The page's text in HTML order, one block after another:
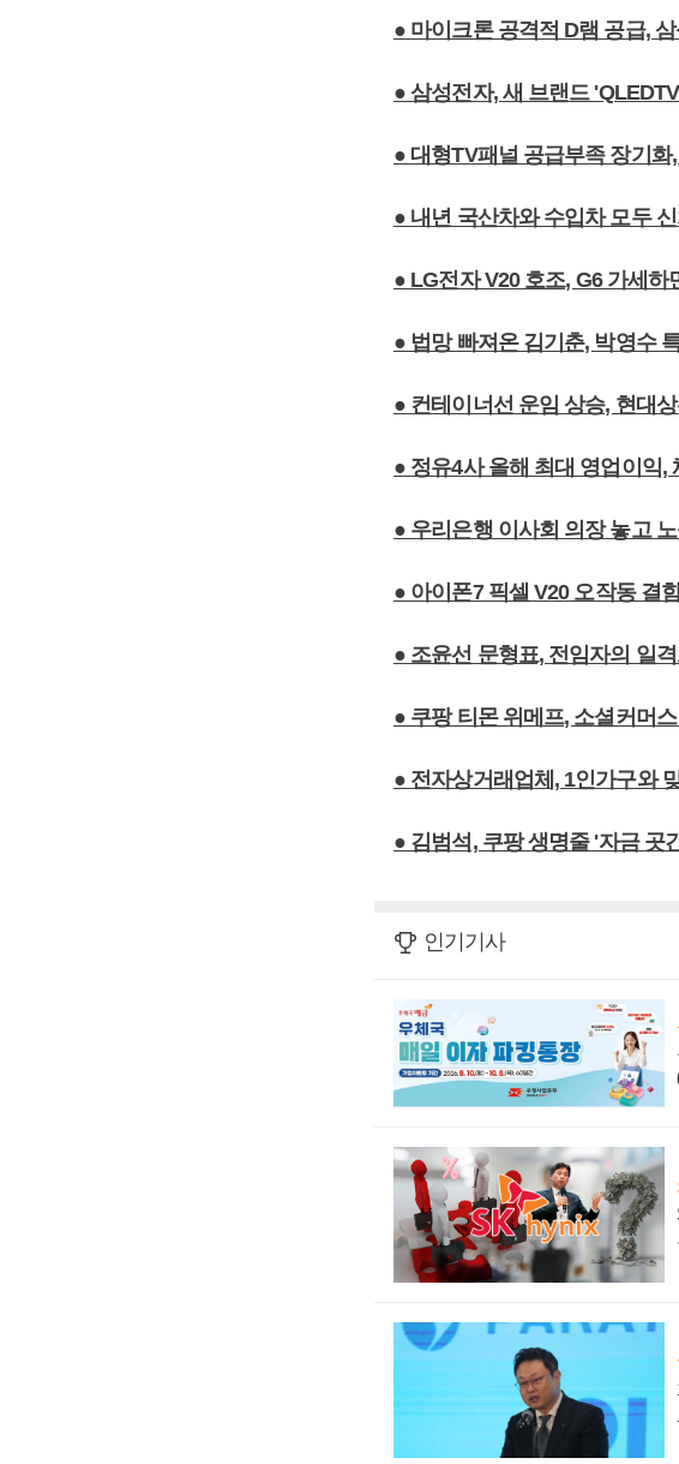
● 마이크론 공격적 D램 공급,
● 삼성전자, 새 브랜드
● 대형TV패널 공급부족 장기화
● 내년 국산차와 수입차 모두
● LG전자 V20 호조, G6 가세
● 법망 빠져온 김기춘, 박영수
● 컨테이너선 운임 상승, 현대
● 정유4사 올해 최대 영업이익,
● 우리은행 이사회 의장 놓고
● 아이폰7 픽셀 V20 오작동 결
● 조윤선 문형표, 전임자의 일
● 쿠팡 티몬 위메프, 소셜커머
● 전자상거래업체, 1인가구와
● 김범석, 쿠팡 생명줄 '자금 곳
인기기사